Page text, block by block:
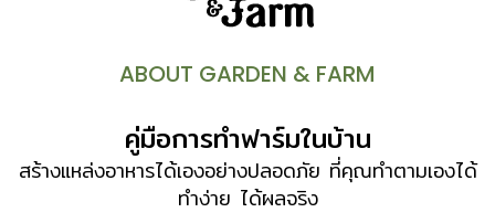
ABOUT GARDEN & FARM
คู่มือการทำฟาร์มในบ้าน
สร้างแหล่งอาหารได้เองอย่างปลอดภัย ที่คุณทำตามเองได้
ทำง่าย ได้ผลจริง